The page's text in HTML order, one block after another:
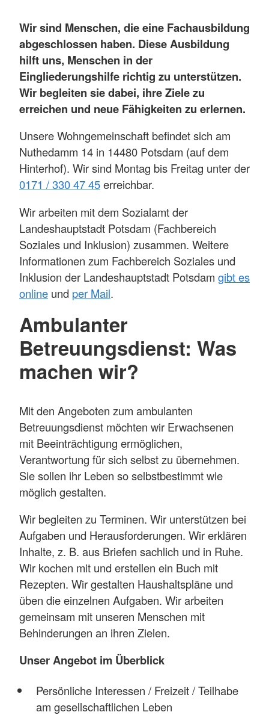
Wir sind Menschen, die eine Fachausbildung
abgeschlossen haben. Diese Ausbildung
hilft uns, Menschen in der
Eingliederungshilfe richtig zu unterstützen.
Wir begleiten sie dabei, ihre Ziele zu
erreichen und neue Fähigkeiten zu erlernen.
Unsere Wohngemeinschaft befindet sich am
Nuthedamm 14 in 14480 Potsdam (auf dem
Hinterhof). Wir sind Montag bis Freitag unter der
0171 / 330 47 45erreichbar.
Wir arbeiten mit dem Sozialamt der
Landeshauptstadt Potsdam (Fachbereich
Soziales und Inklusion) zusammen. Weitere
Informationen zum Fachbereich Soziales und
Inklusion der Landeshauptstadt Potsdam gibt es
online und per Mail.
Ambulanter
Betreuungsdienst: Was
machen wir?
Mit den Angeboten zum ambulanten
Betreuungsdienst möchten wir Erwachsenen
mit Beeinträchtigung ermöglichen,
Verantwortung für sich selbst zu übernehmen.
Sie sollen ihr Leben so selbstbestimmt wie
möglich gestalten.
Wir begleiten zu Terminen. Wir unterstützen bei
Aufgaben und Herausforderungen. Wir erklären
Inhalte, z. B. aus Briefen sachlich und in Ruhe.
Wir kochen mit und erstellen ein Buch mit
Rezepten. Wir gestalten Haushaltspläne und
üben die einzelnen Aufgaben. Wir arbeiten
gemeinsam mit unseren Menschen mit
Behinderungen an ihren Zielen.
Unser Angebot im Überblick
Persönliche Interessen / Freizeit / Teilhabe
am gesellschaftlichen Leben